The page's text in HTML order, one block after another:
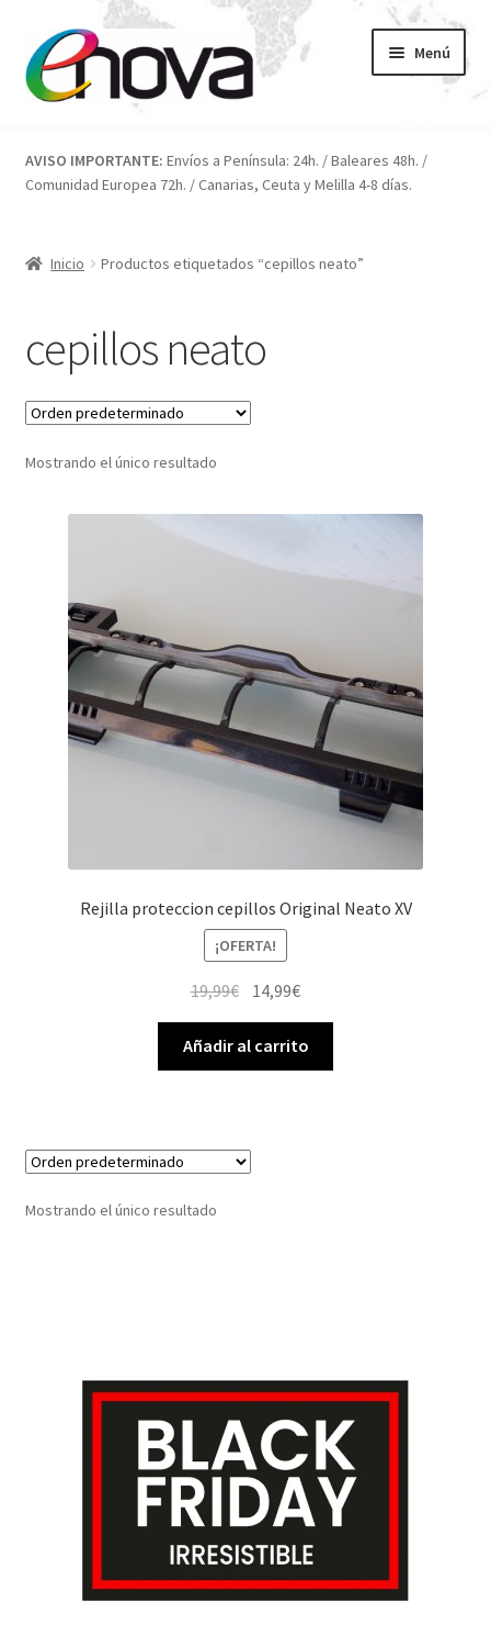
a
la
al
contenido
Menú
Blog
Contacto
ENOVA
AVISO IMPORTANTE: Envíos a Península: 24h. / Baleares 48h. /
Comunidad Europea 72h. / Canarias, Ceuta y Melilla 4-8 días.
Inicio Productos etiquetados “cepillos neato”
cepillos neato
Mostrando el único resultado
Rejilla proteccion cepillos Original Neato XV
¡OFERTA!
19,99€ El
original
era:
14,99€El
actual
es:
Añadir al carrito
Mostrando el único resultado